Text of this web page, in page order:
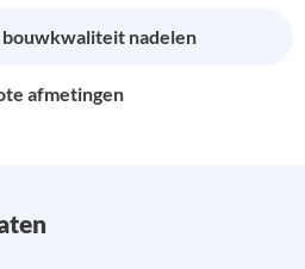
nadelen
afmetingen